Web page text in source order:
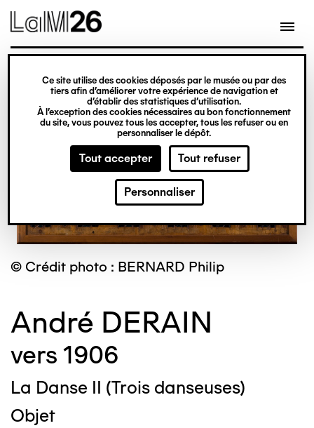
Gestion des cookies
Ce site utilise des cookies déposés par le musée ou par des
tiers afin d’améliorer votre expérience de navigation et
d’établir des statistiques d’utilisation.
À l’exception des cookies nécessaires au bon fonctionnement
du site, vous pouvez tous les accepter, tous les refuser ou en
personnaliser le dépôt.
Tout accepter Tout refuser
Personnaliser
contenu
© Crédit photo : BERNARD Philip
André DERAIN
vers 1906
La Danse II (Trois danseuses)
Objet